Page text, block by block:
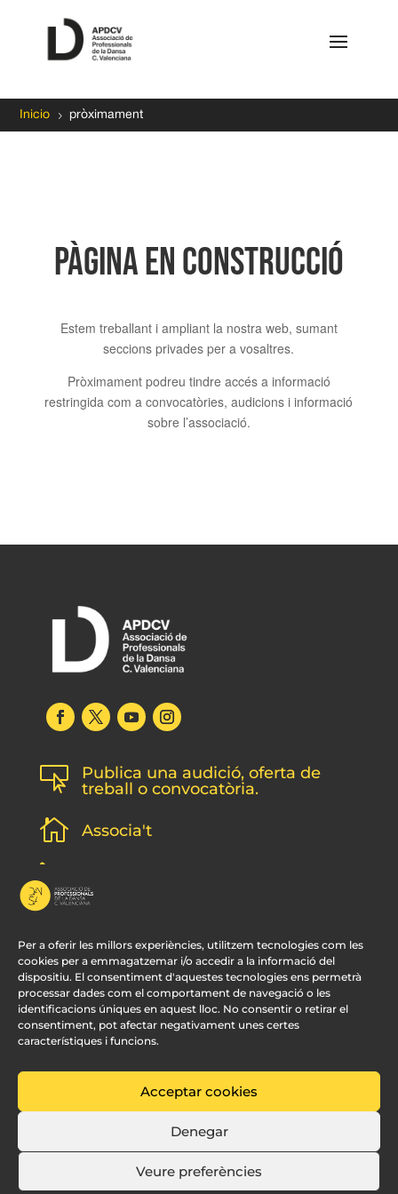
Per a oferir les millors experiències, utilitzem tecnologies com les
cookies per a emmagatzemar i/o accedir a la informació del
dispositiu. El consentiment d'aquestes tecnologies ens permetrà
processar dades com el comportament de navegació o les
identificacions úniques en aquest lloc. No consentir o retirar el
consentiment, pot afectar negativament unes certes
característiques i funcions.
Acceptar cookies
Denegar
Veure preferències
Inicio 5 pròximament
Pàgina en construcció
Estem treballant i ampliant la nostra web, sumant
seccions privades per a vosaltres.
Pròximament podreu tindre accés a informació
restringida com a convocatòries, audicions i informació
sobre l’associació.

Publica una audició, oferta de
treball o convocatòria.
 Associa't
l
Disseny Web Valencia:Innobing